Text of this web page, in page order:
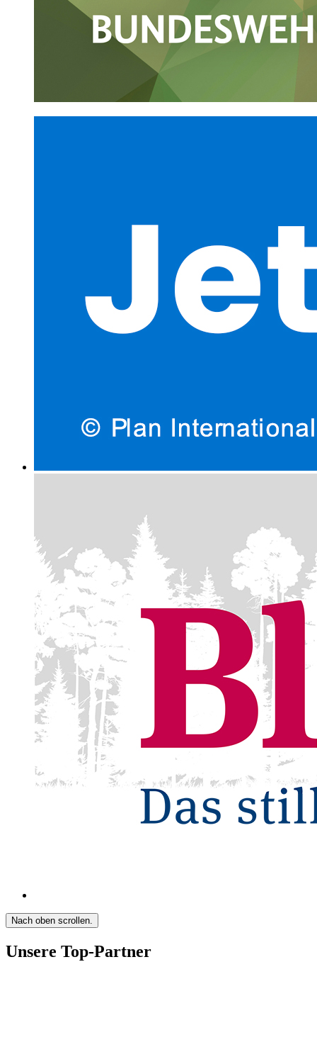
Nach oben scrollen.
Unsere Top-Partner